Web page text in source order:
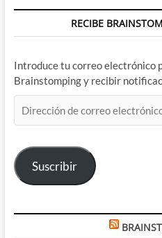
RECIBE
Introduce tu correo electrónico
Brainstomping y recibir
de
electrónico
Suscribir